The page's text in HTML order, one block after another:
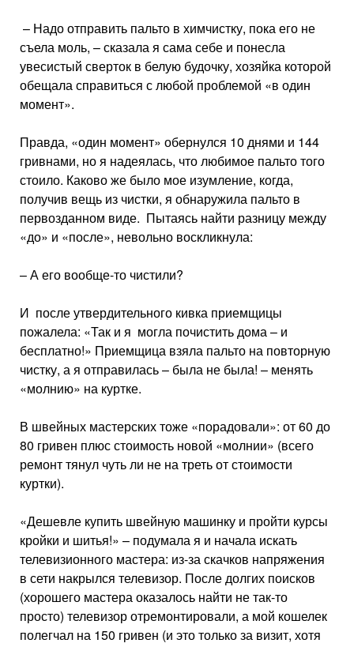
– Надо отправить пальто в химчистку, пока его не
съела моль, – сказала я сама себе и понесла
увесистый сверток в белую будочку, хозяйка которой
обещала справиться с любой проблемой «в один
момент».
Правда, «один момент» обернулся 10 днями и 144
гривнами, но я надеялась, что любимое пальто того
стоило. Каково же было мое изумление, когда,
получив вещь из чистки, я обнаружила пальто в
первозданном виде. Пытаясь найти разницу между
«до» и «после», невольно воскликнула:
– А его вообще-то чистили?
И после утвердительного кивка приемщицы
пожалела: «Так и я могла почистить дома – и
бесплатно!» Приемщица взяла пальто на повторную
чистку, а я отправилась – была не была! – менять
«молнию» на куртке.
В швейных мастерских тоже «порадовали»: от 60 до
80 гривен плюс стоимость новой «молнии» (всего
ремонт тянул чуть ли не на треть от стоимости
куртки).
«Дешевле купить швейную машинку и пройти курсы
кройки и шитья!» – подумала я и начала искать
телевизионного мастера: из-за скачков напряжения
в сети накрылся телевизор. После долгих поисков
(хорошего мастера оказалось найти не так-то
просто) телевизор отремонтировали, а мой кошелек
полегчал на 150 гривен (и это только за визит, хотя